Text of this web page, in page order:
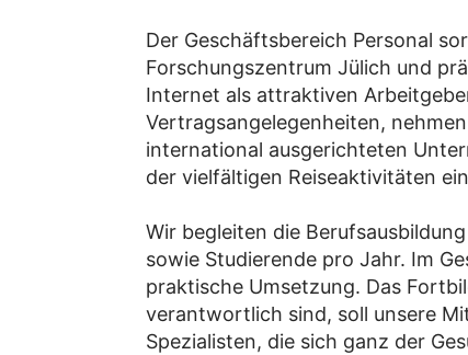
Der Geschäftsbereich Personal
Forschungszentrum Jülich und
Internet als attraktiven
Vertragsangelegenheiten,
international ausgerichteten
der vielfältigen Reiseaktivitäten
Wir begleiten die
sowie Studierende pro Jahr. Im
praktische Umsetzung. Das
verantwortlich sind, soll unsere
Spezialisten, die sich ganz der